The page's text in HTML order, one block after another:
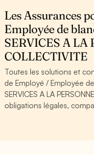
Les Assurances
Employée de
SERVICES A LA
COLLECTIVITE
Toutes les solutions et
de Employé / Employée
SERVICES A LA
obligations légales,